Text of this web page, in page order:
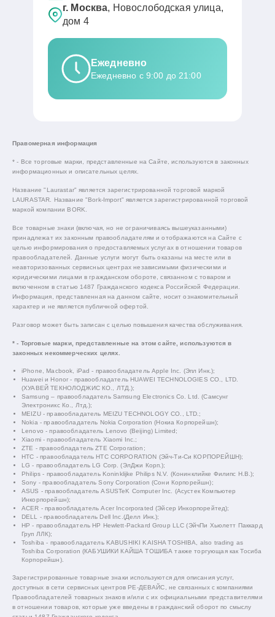
г. Москва, Новослободская улица,
дом 4
Ежедневно
Ежедневно с 9:00 до 21:00
Правомерная информация
* - Все торговые марки, представленные на Сайте, используются в законных
информационных и описательных целях.
Название "Laurastar" является зарегистрированной торговой маркой
LAURASTAR. Название "Bork-Import" является зарегистрированной торговой
маркой компании BORK.
Все товарные знаки (включая, но не ограничиваясь вышеуказанными)
принадлежат их законным правообладателям и отображаются на Сайте с
целью информирования о предоставляемых услугах в отношении товаров
правообладателей. Данные услуги могут быть оказаны на месте или в
неавторизованных сервисных центрах независимыми физическими и
юридическими лицами в гражданском обороте, связанном с товаром и
включенном в статью 1487 Гражданского кодекса Российской Федерации.
Информация, представленная на данном сайте, носит ознакомительный
характер и не является публичной офертой.
Разговор может быть записан с целью повышения качества обслуживания.
* - Торговые марки, представленные на этом сайте, используются в
законных некоммерческих целях.
iPhone, Macbook, iPad - правообладатель Apple Inc. (Эпл Инк.);
Huawei и Honor - правообладатель HUAWEI TECHNOLOGIES CO., LTD.
(ХУАВЕЙ ТЕКНОЛОДЖИС КО., ЛТД.);
Samsung – правообладатель Samsung Electronics Co. Ltd. (Самсунг
Электроникс Ко., Лтд.);
MEIZU - правообладатель MEIZU TECHNOLOGY CO., LTD.;
Nokia - правообладатель Nokia Corporation (Нокиа Корпорейшн);
Lenovo - правообладатель Lenovo (Beijing) Limited;
Xiaomi - правообладатель Xiaomi Inc.;
ZTE - правообладатель ZTE Corporation;
HTC - правообладатель HTC CORPORATION (Эйч-Ти-Си КОРПОРЕЙШН);
LG - правообладатель LG Corp. (ЭлДжи Корп.);
Philips - правообладатель Koninklijke Philips N.V. (Конинклийке Филипс Н.В.);
Sony - правообладатель Sony Corporation (Сони Корпорейшн);
ASUS - правообладатель ASUSTeK Computer Inc. (Асустек Компьютер
Инкорпорейшн);
ACER - правообладатель Acer Incorporated (Эйсер Инкорпорейтед);
DELL - правообладатель Dell Inc.(Делл Инк.);
HP - правообладатель HP Hewlett-Packard Group LLC (ЭйчПи Хьюлетт Паккард
Груп ЛЛК);
Toshiba - правообладатель KABUSHIKI KAISHA TOSHIBA, also trading as
Toshiba Corporation (КАБУШИКИ КАЙША ТОШИБА также торгующая как Тосиба
Корпорейшн).
Зарегистрированные товарные знаки используются для описания услуг,
доступных в сети сервисных центров РЕ-ДЕВАЙС, не связанных с компаниями
Правообладателей товарных знаков и/или с их официальными представителями
в отношении товаров, которые уже введены в гражданский оборот по смыслу